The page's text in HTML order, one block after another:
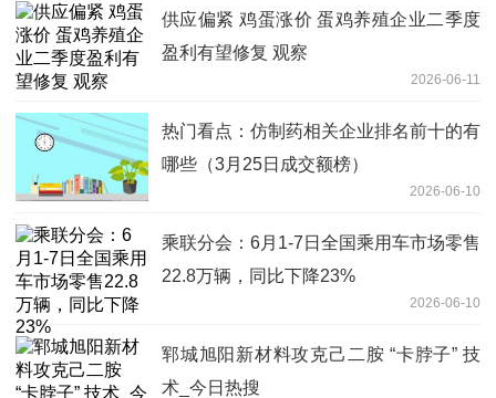
供应偏紧 鸡蛋涨价 蛋鸡养殖企业二季度
盈利有望修复 观察
2026-06-11
热门看点：仿制药相关企业排名前十的有
哪些（3月25日成交额榜）
2026-06-10
乘联分会：6月1-7日全国乘用车市场零售
22.8万辆，同比下降23%
2026-06-10
郓城旭阳新材料攻克己二胺 “卡脖子” 技
术_今日热搜